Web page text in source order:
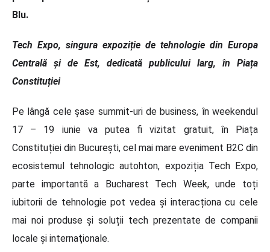
Blu.
Tech Expo, singura expoziție de tehnologie din Europa
Centrală și de Est, dedicată publicului larg, în Piața
Constituției
Pe lângă cele șase summit-uri de business, în weekendul
17 – 19 iunie va putea fi vizitat gratuit, în Piața
Constituției din București, cel mai mare eveniment B2C din
ecosistemul tehnologic autohton, expoziția Tech Expo,
parte importantă a Bucharest Tech Week, unde toți
iubitorii de tehnologie pot vedea și interacționa cu cele
mai noi produse și soluții tech prezentate de companii
locale și internaţionale.